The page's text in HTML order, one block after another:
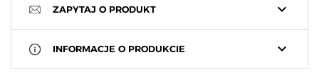
keyboard_arrow_down
ZAPYTAJ O PRODUKT
keyboard_arrow_down
INFORMACJE O PRODUKCIE